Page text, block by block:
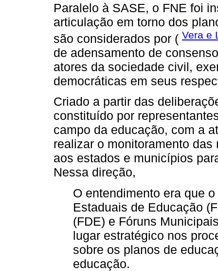
Paralelo à SASE, o FNE foi
articulação em torno dos
são considerados por ( Vera e
de adensamento de
atores da sociedade civil,
democráticas em seus
Criado a partir das
constituído por
campo da educação, com a
realizar o monitoramento
aos estados e municípios
Nessa direção,
O entendimento era que
Estaduais de Educação
(FDE) e Fóruns
lugar estratégico nos
sobre os planos de
educação.